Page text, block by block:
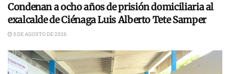
Condenan a ocho años de prisión domiciliaria al
exalcalde de Ciénaga Luis Alberto Tete Samper
5 DE AGOSTO DE 2026